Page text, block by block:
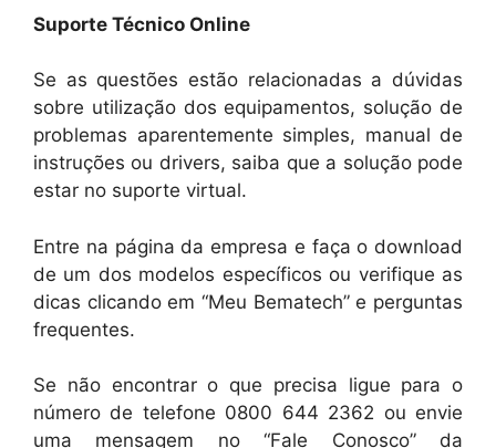
Suporte Técnico Online
Se as questões estão relacionadas a dúvidas
sobre utilização dos equipamentos, solução de
problemas aparentemente simples, manual de
instruções ou drivers, saiba que a solução pode
estar no suporte virtual.
Entre na página da empresa e faça o download
de um dos modelos específicos ou verifique as
dicas clicando em “Meu Bematech” e perguntas
frequentes.
Se não encontrar o que precisa ligue para o
número de telefone 0800 644 2362 ou envie
uma mensagem no “Fale Conosco” da